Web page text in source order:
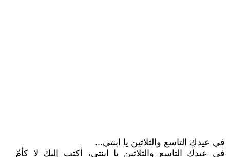
في عيدكِ التاسع والثلاثين يا ابنتي...
في عيدكِ التاسع والثلاثين يا ابنتي، أكتب إليكِ لا كأمّ